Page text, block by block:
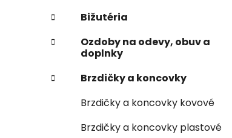
Bižutéria
Ozdoby na odevy, obuv a
doplnky
Brzdičky a koncovky
Brzdičky a koncovky kovové
Brzdičky a koncovky plastové